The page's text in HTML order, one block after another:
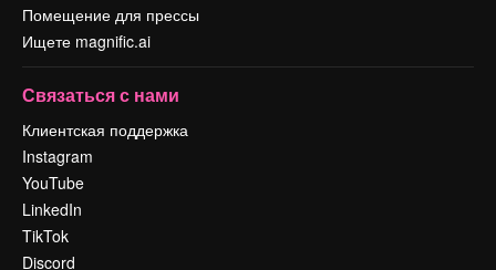
Помещение для прессы
Ищете magnific.ai
Связаться с нами
Клиентская поддержка
Instagram
YouTube
LinkedIn
TikTok
Discord